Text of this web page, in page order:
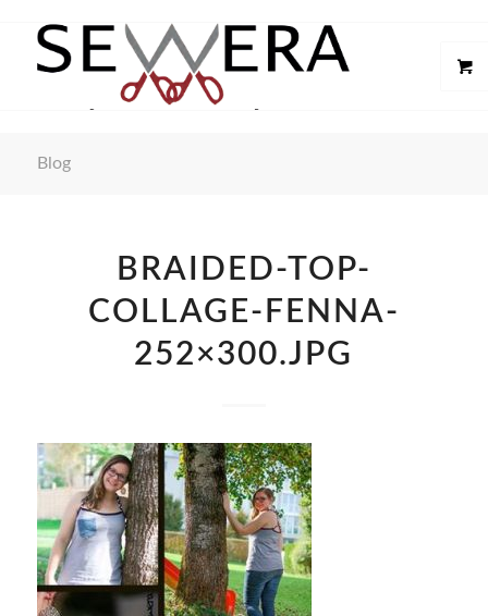
Blog
BRAIDED-TOP-
COLLAGE-FENNA-
252×300.JPG